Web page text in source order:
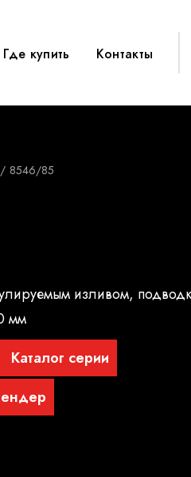
Где купить Контакты
8546/85
изливом,
мм
Каталог серии